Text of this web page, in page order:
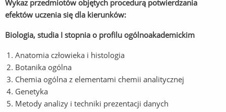
Wykaz przedmiotów objętych procedurą potwierdzania
efektów uczenia się dla kierunków:
Biologia, studia I stopnia o profilu ogólnoakademickim
Anatomia człowieka i histologia
Botanika ogólna
Chemia ogólna z elementami chemii analitycznej
Genetyka
Metody analizy i techniki prezentacji danych